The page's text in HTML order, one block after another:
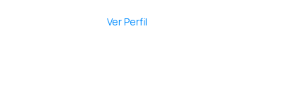
Ver Perfil